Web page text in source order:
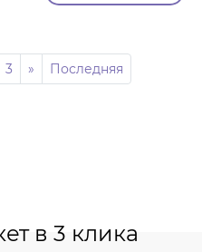
3 » Последняя
в 3 клика